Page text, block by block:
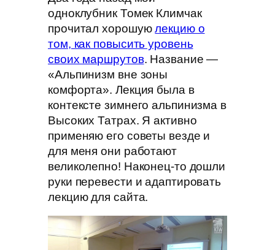
одноклубник Томек Климчак
прочитал хорошуюлекцию о
том, как повысить уровень
своих маршрутов. Название —
«Альпинизм вне зоны
комфорта». Лекция была в
контексте зимнего альпинизма в
Высоких Татрах. Я активно
применяю его советы везде и
для меня они работают
великолепно! Наконец-то дошли
руки перевести и адаптировать
лекцию для сайта.